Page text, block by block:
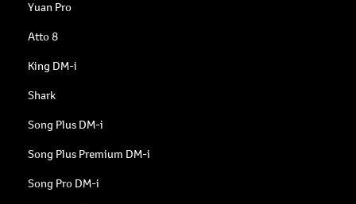
Yuan Pro
Atto 8
King DM-i
Shark
Song Plus DM-i
Song Plus Premium DM-i
Song Pro DM-i